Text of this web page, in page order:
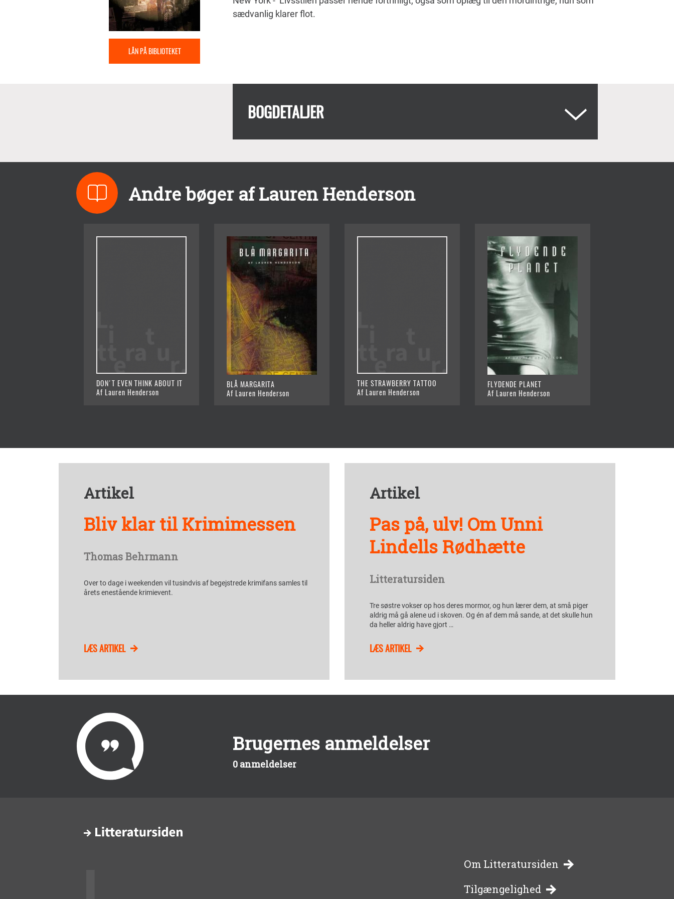
LÅN PÅ BIBLIOTEKET
sædvanlig klarer flot.
BOGDETALJER
Andre bøger af Lauren Henderson
DON'T EVEN THINK ABOUT IT
Af Lauren Henderson
BLÅ MARGARITA
Af Lauren Henderson
THE STRAWBERRY TATTOO
Af Lauren Henderson
FLYDENDE PLANET
Af Lauren Henderson
Artikel
Bliv klar til Krimimessen
Thomas Behrmann
Over to dage i weekenden vil tusindvis af begejstrede krimifans samles til
årets enestående krimievent.
LÆS ARTIKEL
Artikel
Pas på, ulv! Om Unni
Lindells Rødhætte
Litteratursiden
Tre søstre vokser op hos deres mormor, og hun lærer dem, at små piger
aldrig må gå alene ud i skoven. Og én af dem må sande, at det skulle hun
da heller aldrig have gjort …
LÆS ARTIKEL
Brugernes anmeldelser
0 anmeldelser
-
Om Litteratursiden
Tilgængelighed